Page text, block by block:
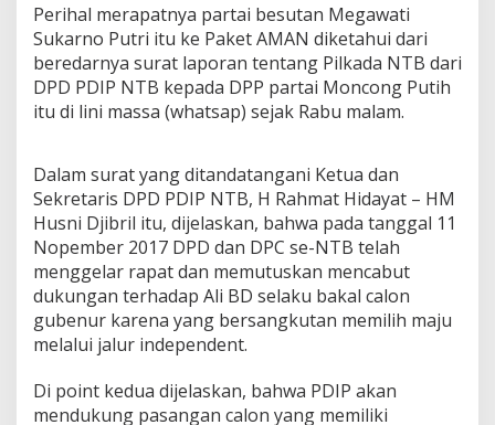
a
b
u
h
k
e
y
a
r
-
M
o
r
i
?
Perihal merapatnya partai besutan Megawati
Sukarno Putri itu ke Paket AMAN diketahui dari
beredarnya surat laporan tentang Pilkada NTB dari
DPD PDIP NTB kepada DPP partai Moncong Putih
itu di lini massa (whatsap) sejak Rabu malam.
Dalam surat yang ditandatangani Ketua dan
Sekretaris DPD PDIP NTB, H Rahmat Hidayat – HM
Husni Djibril itu, dijelaskan, bahwa pada tanggal 11
Nopember 2017 DPD dan DPC se-NTB telah
menggelar rapat dan memutuskan mencabut
dukungan terhadap Ali BD selaku bakal calon
gubenur karena yang bersangkutan memilih maju
melalui jalur independent.
Di point kedua dijelaskan, bahwa PDIP akan
mendukung pasangan calon yang memiliki